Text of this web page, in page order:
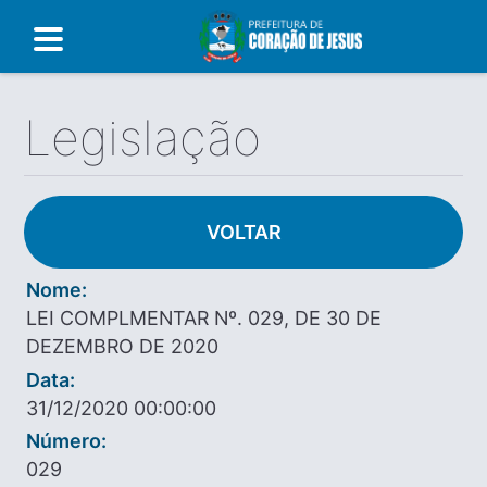
Legislação
VOLTAR
Nome:
LEI COMPLMENTAR Nº. 029, DE 30 DE
DEZEMBRO DE 2020
Data:
31/12/2020 00:00:00
Número:
029